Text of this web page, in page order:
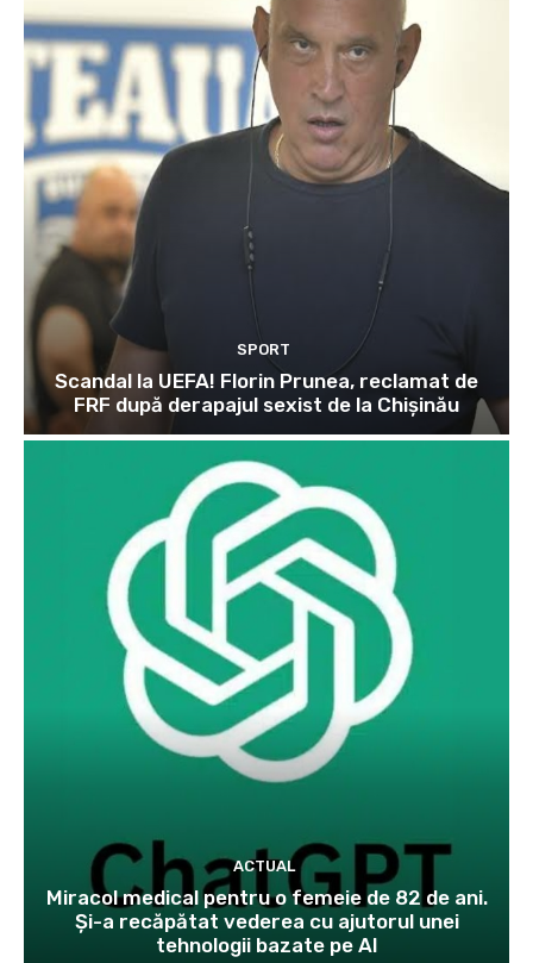
SPORT
Scandal la UEFA! Florin Prunea, reclamat de
FRF după derapajul sexist de la Chișinău
ACTUAL
Miracol medical pentru o femeie de 82 de ani.
Și-a recăpătat vederea cu ajutorul unei
tehnologii bazate pe AI